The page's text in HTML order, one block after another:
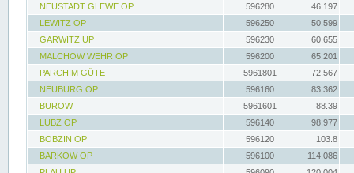
NEUSTADT GLEWE OP
596280
46.197
LEWITZ OP
596250
50.599
GARWITZ UP
596230
60.655
MALCHOW WEHR OP
596200
65.201
PARCHIM GÜTE
5961801
72.567
NEUBURG OP
596160
83.362
BUROW
5961601
88.39
LÜBZ OP
596140
98.977
BOBZIN OP
596120
103.8
BARKOW OP
596100
114.086